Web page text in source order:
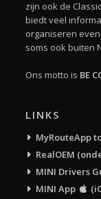
zijn ook de
biedt veel
organiseren
soms ook buiten
Ons motto is BE
LINKS
MyRouteApp
RealOEM
MINI Drivers
MINI App